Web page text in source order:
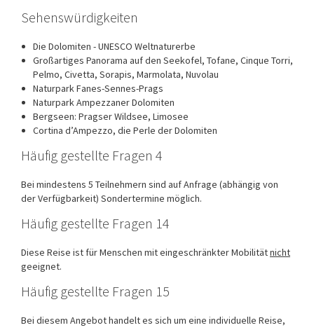
Sehenswürdigkeiten
Die Dolomiten - UNESCO Weltnaturerbe
Großartiges Panorama auf den Seekofel, Tofane, Cinque Torri,
Pelmo, Civetta, Sorapis, Marmolata, Nuvolau
Naturpark Fanes-Sennes-Prags
Naturpark Ampezzaner Dolomiten
Bergseen: Pragser Wildsee, Limosee
Cortina d’Ampezzo, die Perle der Dolomiten
Häufig gestellte Fragen 4
Bei mindestens 5 Teilnehmern sind auf Anfrage (abhängig von
der Verfügbarkeit) Sondertermine möglich.
Häufig gestellte Fragen 14
Diese Reise ist für Menschen mit eingeschränkter Mobilitätnicht
geeignet.
Häufig gestellte Fragen 15
Bei diesem Angebot handelt es sich um eine individuelle Reise,